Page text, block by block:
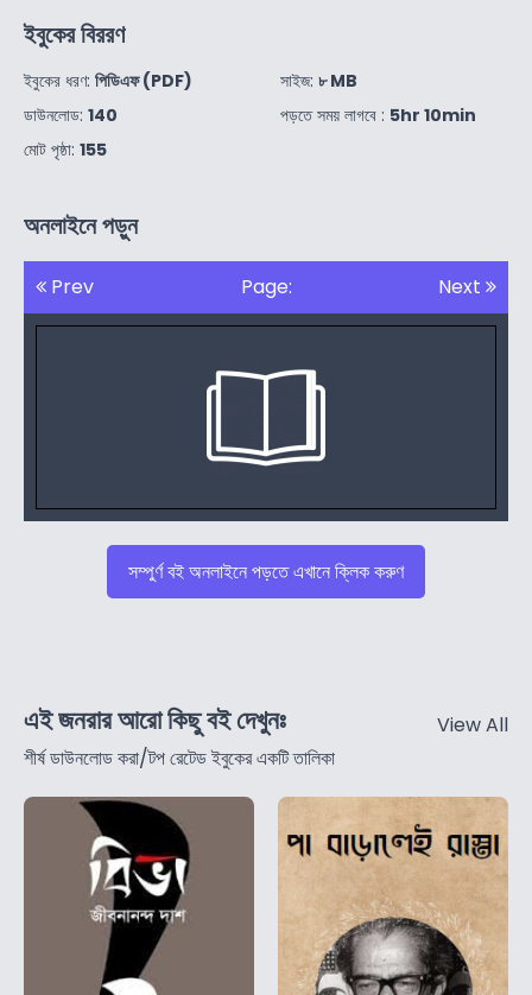
ইবুকের বিররণ
ইবুকের ধরণ: পিডিএফ (PDF)
ডাউনলোড: 140
মোট পৃষ্ঠা: 155
সাইজ: ৮ MB
পড়তে সময় লাগবে : 5hr 10min
অনলাইনে পড়ুন
Prev Page: Next
সম্পুর্ণ বই অনলাইনে পড়তে এখানে ক্লিক করুণ
এই জনরার আরো কিছু বই দেখুনঃ
শীর্ষ ডাউনলোড করা/টপ রেটেড ইবুকের একটি তালিকা
View All